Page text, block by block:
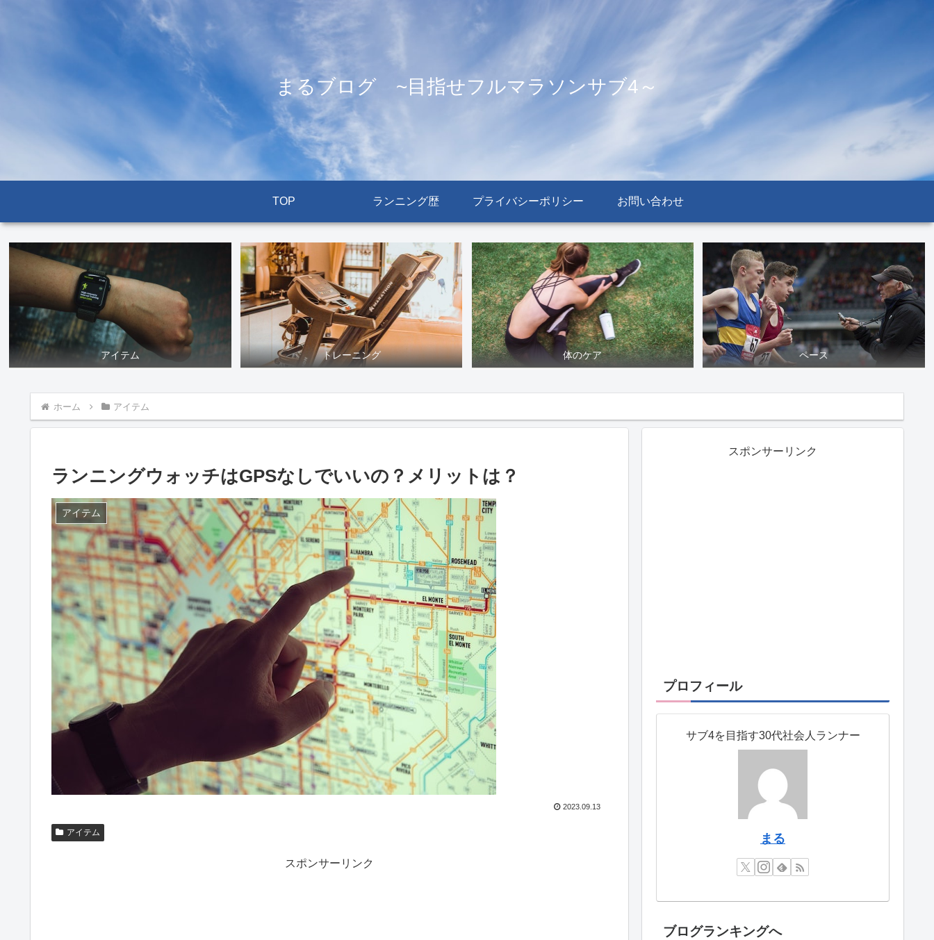
まるブログ ~目指せフルマラソンサブ4～
TOP ランニング歴 プライバシーポリシー お問い合わせ
アイテム トレーニング 体のケア ペース
ホーム アイテム
ランニングウォッチはGPSなしでいいの？メリットは？
アイテム
2023.09.13
アイテム
スポンサーリンク
スポンサーリンク
プロフィール
サブ4を目指す30代社会人ランナー
まる
ブログランキングへ